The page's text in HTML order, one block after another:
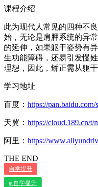
课程介绍
此为现代人常见的四种不
始，无论是肩胛系统的异
的延伸，如果躯干姿势有
生功能障碍，还易引发慢
理想，因此，矫正需从躯干
学习地址
百度： https://
天翼： https://cloud.189.cn/
阿里： https://
THE END
自学提升
# 自学提升